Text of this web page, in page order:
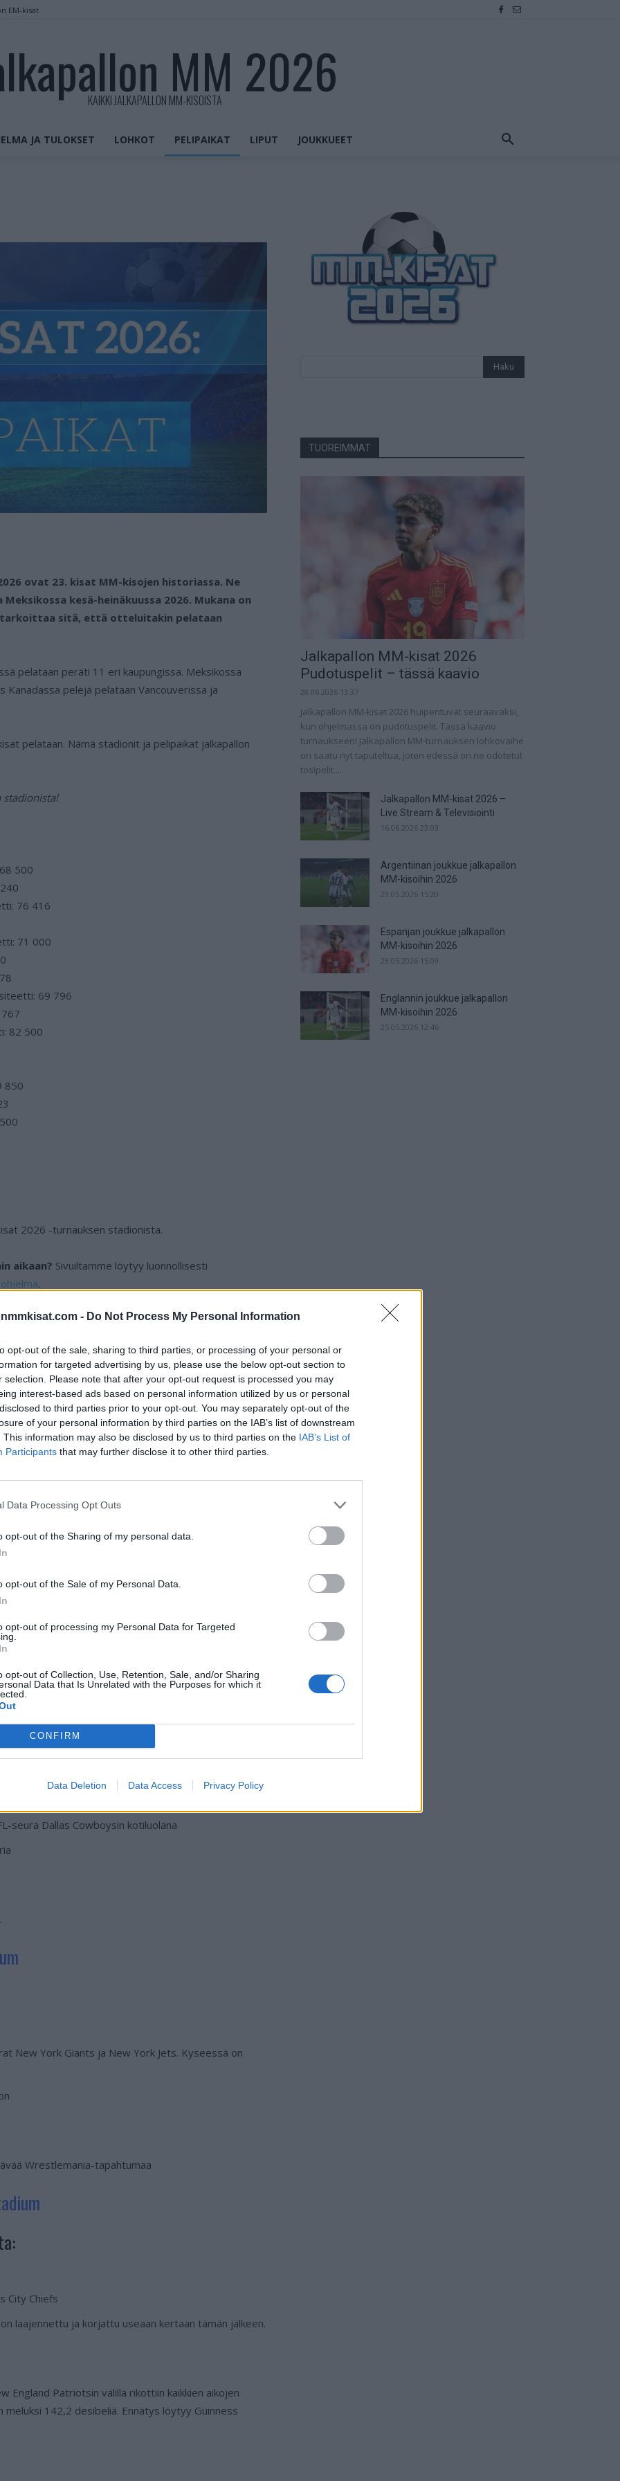
- Do Not Process My Personal Information
opt-out of the sale, sharing to third parties, or processing of your personal or
for targeted advertising by us, please use the below opt-out section to
selection. Please note that after your opt-out request is processed you may
interest-based ads based on personal information utilized by us or personal
to third parties prior to your opt-out. You may separately opt-out of the
of your personal information by third parties on the IAB’s list of downstream
This information may also be disclosed by us to third parties on the IAB’s List of
Participants that may further disclose it to other third parties.
Data Processing Opt Outs
opt-out of the Sharing of my personal data.
opt-out of the Sale of my Personal Data.
opt-out of processing my Personal Data for Targeted
opt-out of Collection, Use, Retention, Sale, and/or Sharing
Data that Is Unrelated with the Purposes for which it
CONFIRM
Data Deletion Data Access Privacy Policy
EM-kisat
MM 2026
KAIKKI JALKAPALLON MM-KISOISTA
JA TULOKSET LOHKOT PELIPAIKAT LIPUT JOUKKUEET
ovat 23. kisat MM-kisojen historiassa. Ne
kesä-heinäkuussa 2026. Mukana on
sitä, että otteluitakin pelataan
pelataan peräti 11 eri kaupungissa. Meksikossa
Kanadassa pelejä pelataan Vancouverissa ja
pelataan. Nämä stadionit ja pelipaikat jalkapallon
500
76 416
71 000
69 796
82 500
850
2026 -turnauksen stadionista.
aikaan? Sivuiltamme löytyy luonnollisesti
.
ja stadionit
joissa MM-futista 2026 pelataan. Mukana on
kyseinen areena yleensä nähdään. Jokaisen
– esimerkiksi vaikka siitä, mitä muita urheilutapahtumia
2026:
seura Seattle Soundersin kotiareenana.
maksoi 430 miljoonaa dollaria.
seura Dallas Cowboysin kotiluolana
New York Giants ja New York Jets. Kyseessä on
Wrestlemania-tapahtumaa
City Chiefs
laajennettu ja korjattu useaan kertaan tämän jälkeen.
England Patriotsin välillä rikottiin kaikkien aikojen
142,2 desibeliä. Ennätys löytyy Guinness
TUOREIMMAT
Jalkapallon MM-kisat 2026
Pudotuspelit – tässä kaavio
28.06.2026 13:37
Jalkapallon MM-kisat 2026 huipentuvat seuraavaksi,
kun ohjelmassa on pudotuspelit. Tässä kaavio
turnaukseen! Jalkapallon MM-turnauksen lohkovaihe
on saatu nyt taputeltua, joten edessä on ne odotetut
tosipelit....
Jalkapallon MM-kisat 2026 –
Live Stream & Televisiointi
16.06.2026 23:03
Argentiinan joukkue jalkapallon
MM-kisoihin 2026
29.05.2026 15:20
Espanjan joukkue jalkapallon
MM-kisoihin 2026
29.05.2026 15:09
Englannin joukkue jalkapallon
MM-kisoihin 2026
25.05.2026 12:46